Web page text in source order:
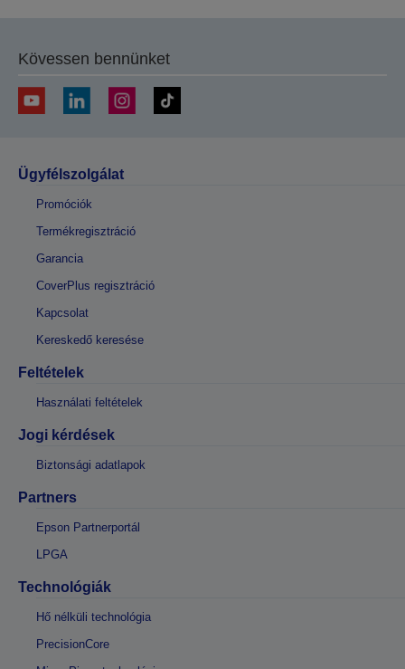
Kövessen bennünket
Ügyfélszolgálat
Promóciók
Termékregisztráció
Garancia
CoverPlus regisztráció
Kapcsolat
Kereskedő keresése
Feltételek
Használati feltételek
Jogi kérdések
Biztonsági adatlapok
Partners
Epson Partnerportál
LPGA
Technológiák
Hő nélküli technológia
PrecisionCore